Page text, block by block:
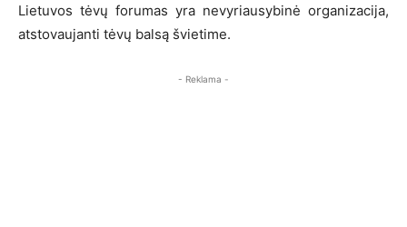
Lietuvos tėvų forumas yra nevyriausybinė organizacija,
atstovaujanti tėvų balsą švietime.
- Reklama -